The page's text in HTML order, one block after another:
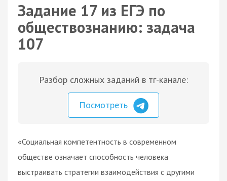
Задание 17 из ЕГЭ по
обществознанию: задача
107
Разбор сложных заданий в тг-канале:
Посмотреть
«Социальная компетентность в современном
обществе означает способность человека
выстраивать стратегии взаимодействия с другими